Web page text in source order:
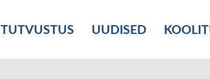
TUTVUSTUS UUDISED